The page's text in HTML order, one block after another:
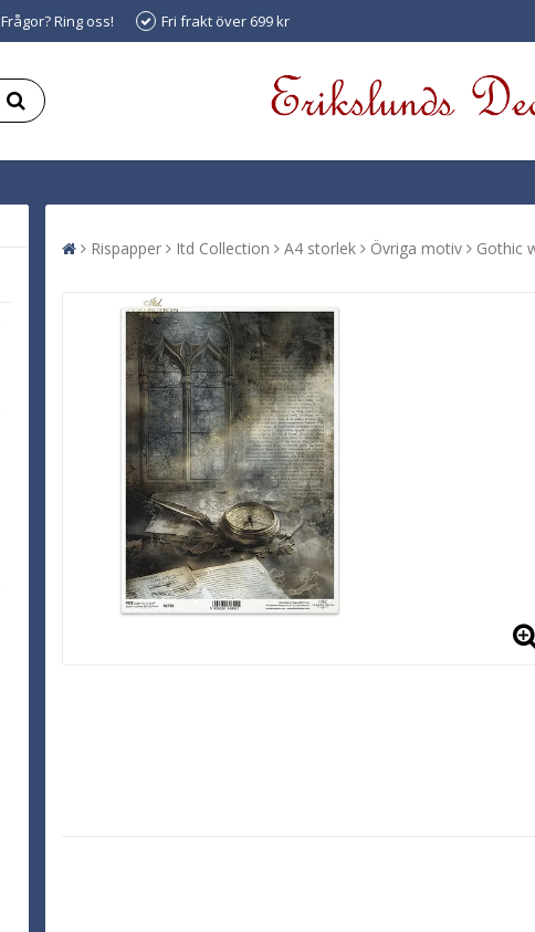
Frågor? Ring oss! Fri frakt över 699 kr
Rispapper Itd Collection A4 storlek Övriga motiv Gothic